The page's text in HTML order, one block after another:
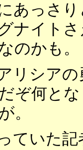
あっさ
ナイト
のかも。
リシアの
ぞ何と
。
ていた記